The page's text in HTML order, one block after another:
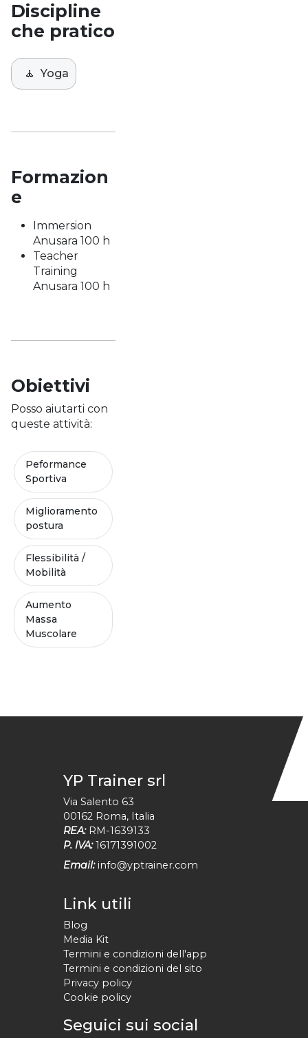
Discipline
che pratico
🧘 Yoga
Formazion
e
Immersion
Anusara 100 h
Teacher
Training
Anusara 100 h
Obiettivi
Posso aiutarti con
queste attività:
Peformance
Sportiva
Miglioramento
postura
Flessibilità /
Mobilità
Aumento
Massa
Muscolare
YP Trainer srl
Via Salento 63
00162 Roma, Italia
REA: RM-1639133
P. IVA: 16171391002
Email: info@yptrainer.com
Link utili
Blog
Media Kit
Termini e condizioni dell'app
Termini e condizioni del sito
Privacy policy
Cookie policy
Seguici sui social